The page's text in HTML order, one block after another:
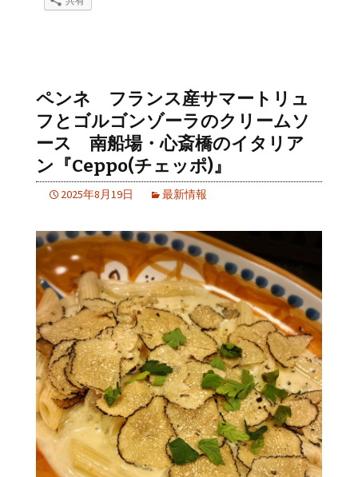
ペンネ フランス産サマートリュ
フとゴルゴンゾーラのクリームソ
ース 南船場・心斎橋のイタリア
ン『Ceppo(チェッポ)』
2025年8月19日 最新情報